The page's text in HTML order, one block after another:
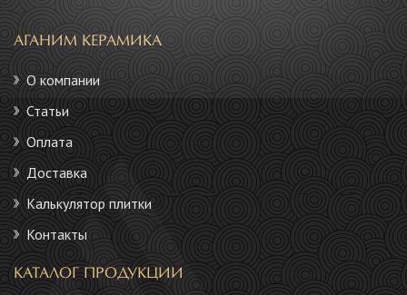
АГАНИМ КЕРАМИКА
О компании
Статьи
Оплата
Доставка
Калькулятор плитки
Контакты
КАТАЛОГ ПРОДУКЦИИ